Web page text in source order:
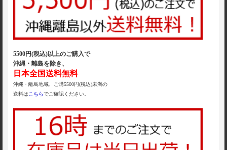
5500円(税込)以上のご購入で
沖縄・離島を除き、
日本全国送料無料
沖縄・離島地域、ご購5500円(税込)未満の
送料は こちらでご確認ください。